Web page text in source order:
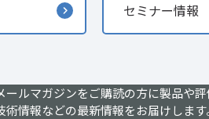
セミナー情報
ールマガジンをご購読の方に製品や評
術情報などの最新情報をお届けします